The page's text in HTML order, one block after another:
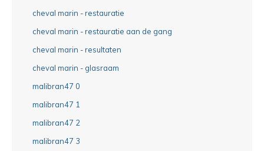
cheval marin - restauratie
cheval marin - restauratie aan de gang
cheval marin - resultaten
cheval marin - glasraam
malibran47 0
malibran47 1
malibran47 2
malibran47 3